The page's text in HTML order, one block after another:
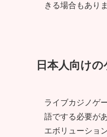
きる場合もありま
日本人向け
ライブカジノゲ
語でする必要が
エボリューショ